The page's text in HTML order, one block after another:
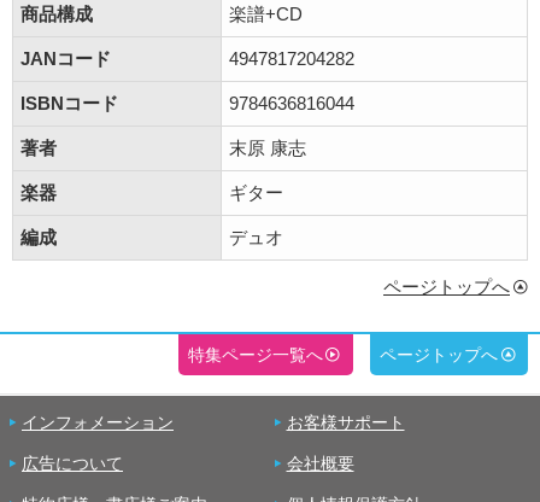
商品構成 楽譜+CD
JANコード 4947817204282
ISBNコード 9784636816044
著者 末原 康志
楽器 ギター
編成 デュオ
ページトップへ
特集ページ一覧へ ページトップへ
インフォメーション お客様サポート
広告について 会社概要